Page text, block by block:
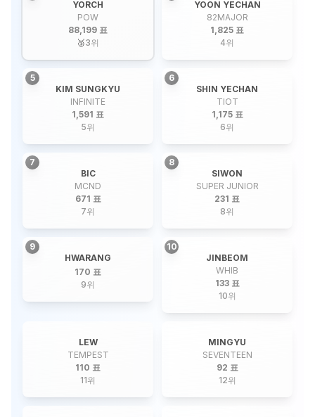
YORCH
POW
88,199 표
🥉3위
YOON YECHAN
82MAJOR
1,825 표
4위
5
KIM SUNGKYU
INFINITE
1,591 표
5위
6
SHIN YECHAN
TIOT
1,175 표
6위
7
BIC
MCND
671 표
7위
8
SIWON
SUPER JUNIOR
231 표
8위
9
HWARANG
170 표
9위
10
JINBEOM
WHIB
133 표
10위
LEW
TEMPEST
110 표
11위
MINGYU
SEVENTEEN
92 표
12위